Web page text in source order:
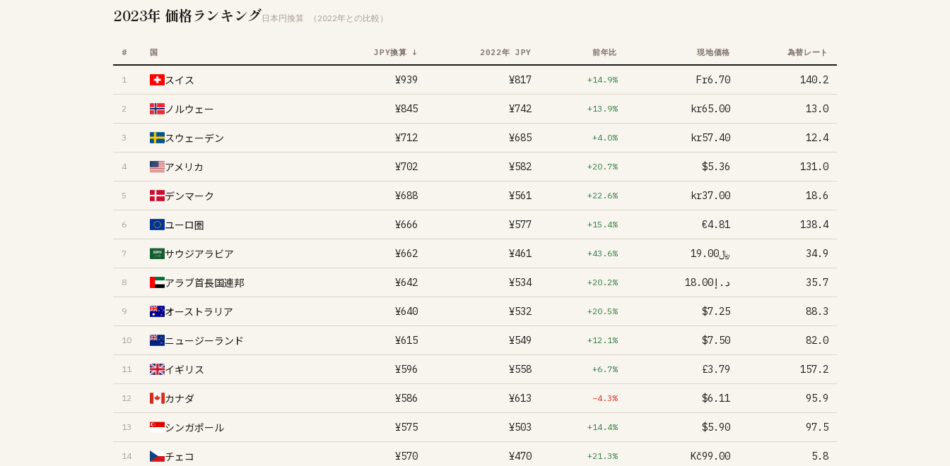
2023年 価格ランキング日本円換算 （2022年との比較）
# 国 JPY換算 ↓ 2022年 JPY 前年比 現地価格 為替レート
1 スイス ¥939 ¥817 +14.9% Fr6.70 140.2
2 ノルウェー ¥845 ¥742 +13.9% kr65.00 13.0
3 スウェーデン ¥712 ¥685 +4.0% kr57.40 12.4
4 アメリカ ¥702 ¥582 +20.7% $5.36 131.0
5 デンマーク ¥688 ¥561 +22.6% kr37.00 18.6
6 ユーロ圏 ¥666 ¥577 +15.4% €4.81 138.4
7 サウジアラビア ¥662 ¥461 +43.6% ﷼19.00 34.9
8 アラブ首長国連邦 ¥642 ¥534 +20.2% د.إ18.00 35.7
9 オーストラリア ¥640 ¥532 +20.5% $7.25 88.3
10 ニュージーランド ¥615 ¥549 +12.1% $7.50 82.0
11 イギリス ¥596 ¥558 +6.7% £3.79 157.2
12 カナダ ¥586 ¥613 −4.3% $6.11 95.9
13 シンガポール ¥575 ¥503 +14.4% $5.90 97.5
14 チェコ ¥570 ¥470 +21.3% Kč99.00 5.8